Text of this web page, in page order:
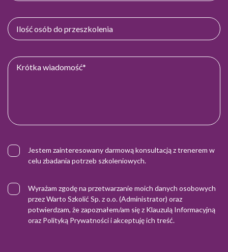
Jestem zainteresowany darmową konsultacją z trenerem w
celu zbadania potrzeb szkoleniowych.
Wyrażam zgodę na przetwarzanie moich danych osobowych
przez Warto Szkolić Sp. z o.o. (Administrator) oraz
potwierdzam, że zapoznałem/am się z Klauzulą Informacyjną
oraz Polityką Prywatnościi akceptuję ich treść.